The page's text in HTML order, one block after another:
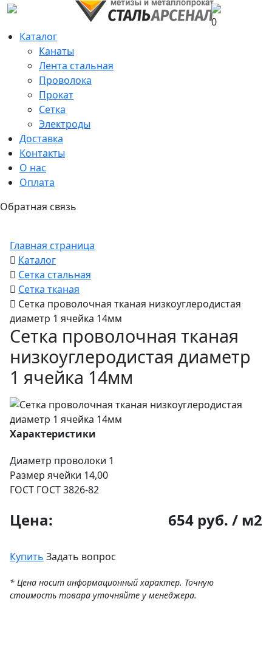
0
Каталог
Канаты
Лента стальная
Проволока
Прокат
Сетка
Электроды
Доставка
Контакты
О нас
Оплата
Обратная связь
Главная страница
Каталог
Сетка стальная
Сетка тканая
Сетка проволочная тканая низкоуглеродистая
диаметр 1 ячейка 14мм
Сетка проволочная тканая
низкоуглеродистая диаметр
1 ячейка 14мм
Характеристики
Диаметр проволоки 1
Размер ячейки 14,00
ГОСТ ГОСТ 3826-82
Цена: 654 руб. / м2
Купить Задать вопрос
* Цена носит информационный характер. Точную
стоимость товара уточняйте у менеджера.